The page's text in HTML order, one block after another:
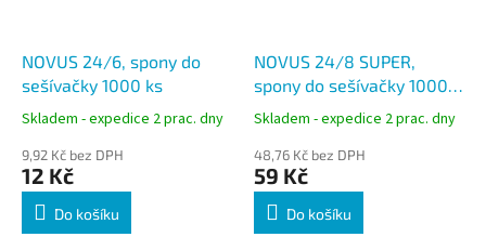
NOVUS 24/6, spony do
sešívačky 1000 ks
Skladem - expedice 2 prac. dny
9,92 Kč bez DPH
12 Kč
Do košíku
NOVUS 24/8 SUPER,
spony do sešívačky 1000
ks
Skladem - expedice 2 prac. dny
48,76 Kč bez DPH
59 Kč
Do košíku